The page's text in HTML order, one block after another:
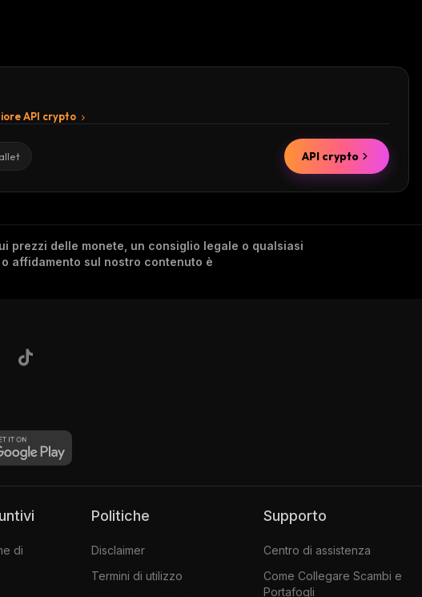
API crypto
API crypto
prezzi delle monete, un consiglio legale o qualsiasi
affidamento sul nostro contenuto è
di
Politiche
Disclaimer
Termini di utilizzo
Supporto
Centro di assistenza
Come Collegare Scambi e
Portafogli